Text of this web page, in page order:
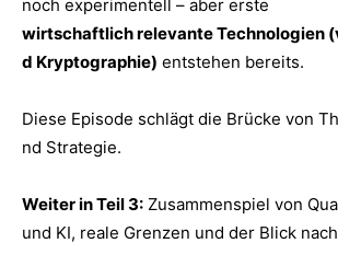
noch experimentell – aber erste
wirtschaftlich relevante Technologien
d Kryptographie) entstehen bereits.
Diese Episode schlägt die Brücke von
nd Strategie.
Weiter in Teil 3: Zusammenspiel von
und KI, reale Grenzen und der Blick